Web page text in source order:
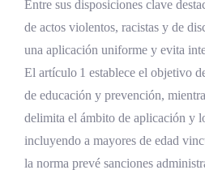
Entre sus disposiciones clave
de actos violentos, racistas y de
una aplicación uniforme y evita
El artículo 1 establece el objetivo
de educación y prevención,
delimita el ámbito de aplicación y
incluyendo a mayores de edad
la norma prevé sanciones